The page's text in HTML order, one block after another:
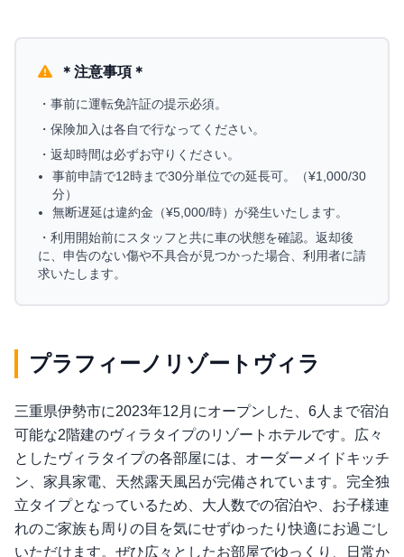
＊注意事項＊
・事前に運転免許証の提示必須。
・保険加入は各自で行なってください。
・返却時間は必ずお守りください。
事前申請で12時まで30分単位での延長可。（¥1,000/30
分）
無断遅延は違約金（¥5,000/時）が発生いたします。
・利用開始前にスタッフと共に車の状態を確認。返却後
に、申告のない傷や不具合が見つかった場合、利用者に請
求いたします。
プラフィーノリゾートヴィラ
三重県伊勢市に2023年12月にオープンした、6人まで宿泊
可能な2階建のヴィラタイプのリゾートホテルです。広々
としたヴィラタイプの各部屋には、オーダーメイドキッチ
ン、家具家電、天然露天風呂が完備されています。完全独
立タイプとなっているため、大人数での宿泊や、お子様連
れのご家族も周りの目を気にせずゆったり快適にお過ごし
いただけます。ぜひ広々としたお部屋でゆっくり、日常か